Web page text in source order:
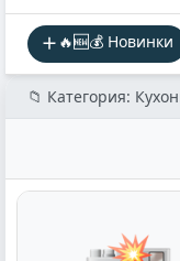
🔥🆕💰 Новинки
📁 Категория: